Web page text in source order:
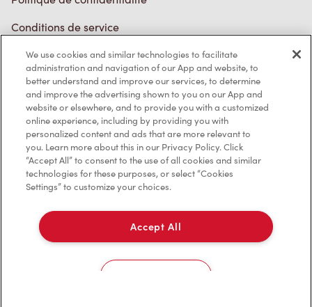
Conditions de service
Marques de commerce
Accessibilité
Diagnostic
Contactez-nous
TM & © Tim Hortons, 2023
We use cookies and similar technologies to facilitate
administration and navigation of our App and website, to
better understand and improve our services, to determine
and improve the advertising shown to you on our App and
website or elsewhere, and to provide you with a customized
online experience, including by providing you with
personalized content and ads that are more relevant to
you. Learn more about this in our Privacy Policy. Click
“Accept All” to consent to the use of all cookies and similar
technologies for these purposes, or select “Cookies
Settings” to customize your choices.
Accept All